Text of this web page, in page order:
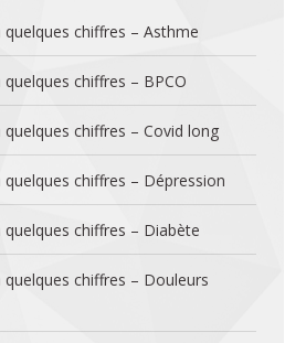
chiffres – Asthme
chiffres – BPCO
chiffres – Covid long
chiffres – Dépression
chiffres – Diabète
chiffres – Douleurs